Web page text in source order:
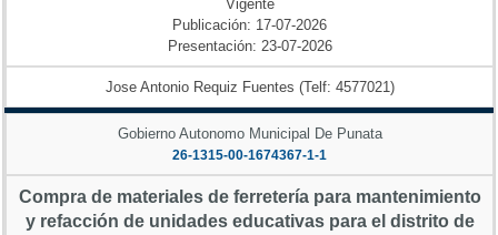
Vigente
Publicación: 17-07-2026
Presentación: 23-07-2026
Jose Antonio Requiz Fuentes (Telf: 4577021)
Gobierno Autonomo Municipal De Punata
26-1315-00-1674367-1-1
Compra de materiales de ferretería para mantenimiento
y refacción de unidades educativas para el distrito de